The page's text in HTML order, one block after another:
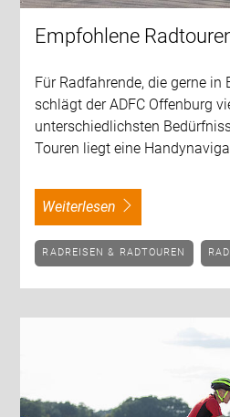
Empfohlene
Für Radfahrende, die gerne in
schlägt der ADFC Offenburg
unterschiedlichsten
Touren liegt eine
weiterlesen
RADREISEN & RADTOUREN